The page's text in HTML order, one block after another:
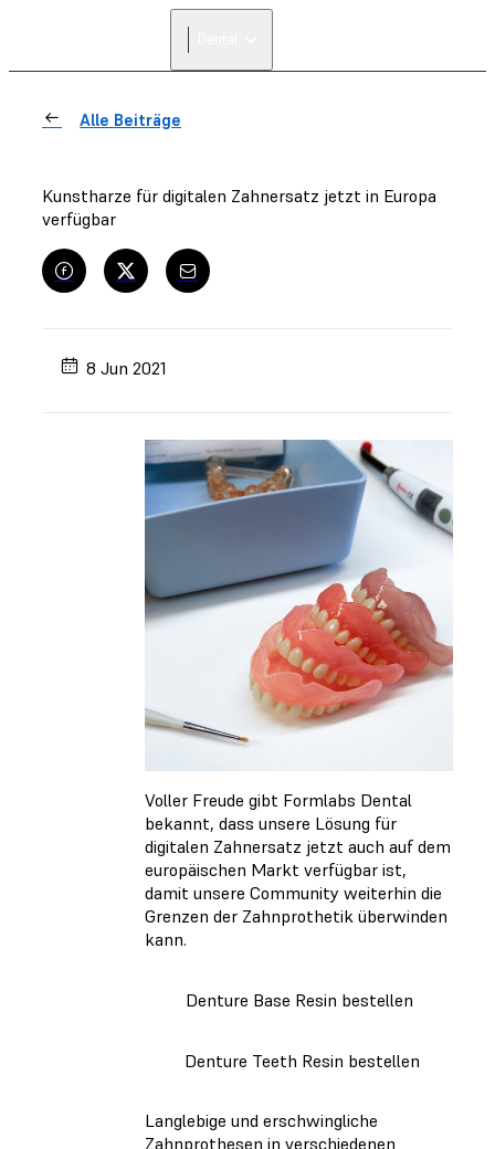
Alle Beiträge
Kunstharze für digitalen Zahnersatz jetzt in Europa
verfügbar
8 Jun 2021
Voller Freude gibt Formlabs Dental
bekannt, dass unsere Lösung für
digitalen Zahnersatz jetzt auch auf dem
europäischen Markt verfügbar ist,
damit unsere Community weiterhin die
Grenzen der Zahnprothetik überwinden
kann.
Denture Base Resin bestellen
Denture Teeth Resin bestellen
Langlebige und erschwingliche
Zahnprothesen in verschiedenen